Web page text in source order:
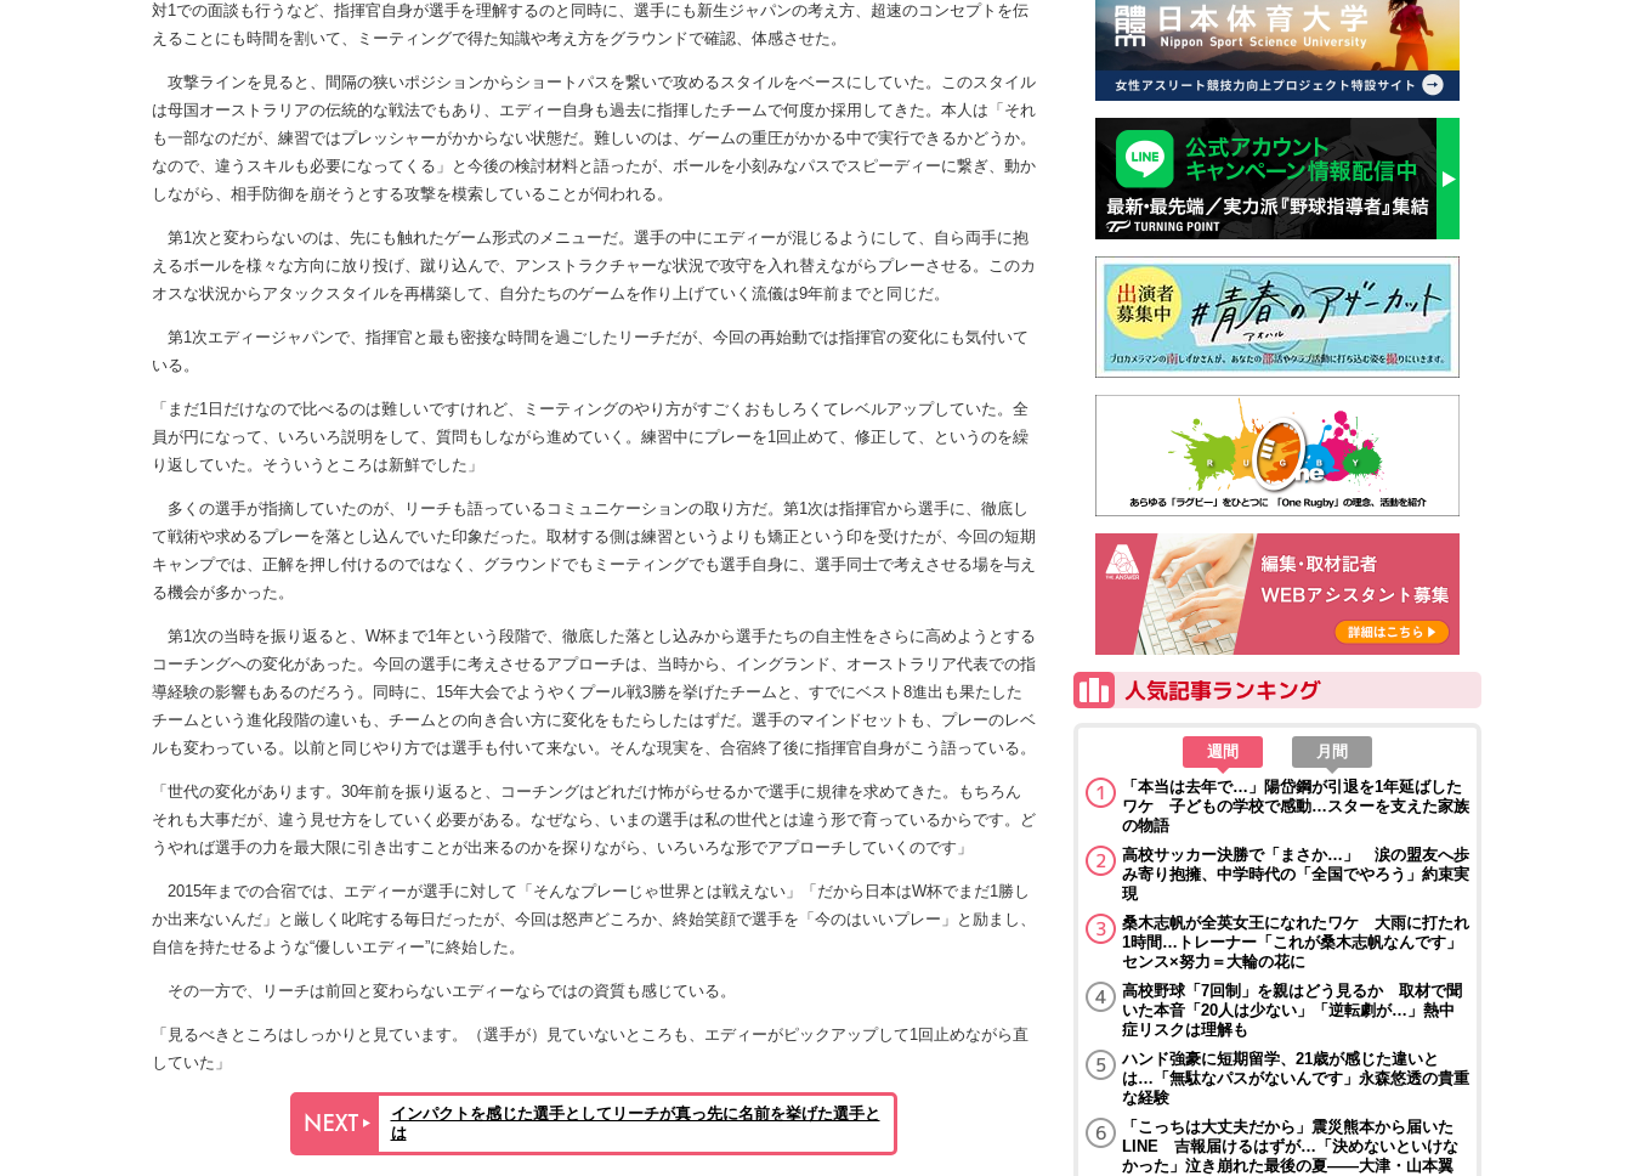
対1での面談も行うなど、指揮官自身が選手を理解するのと同時に、選手にも新生ジャパンの考え方、超速のコンセプトを伝
えることにも時間を割いて、ミーティングで得た知識や考え方をグラウンドで確認、体感させた。
攻撃ラインを見ると、間隔の狭いポジションからショートパスを繋いで攻めるスタイルをベースにしていた。このスタイル
は母国オーストラリアの伝統的な戦法でもあり、エディー自身も過去に指揮したチームで何度か採用してきた。本人は「それ
も一部なのだが、練習ではプレッシャーがかからない状態だ。難しいのは、ゲームの重圧がかかる中で実行できるかどうか。
なので、違うスキルも必要になってくる」と今後の検討材料と語ったが、ボールを小刻みなパスでスピーディーに繋ぎ、動か
しながら、相手防御を崩そうとする攻撃を模索していることが伺われる。
第1次と変わらないのは、先にも触れたゲーム形式のメニューだ。選手の中にエディーが混じるようにして、自ら両手に抱
えるボールを様々な方向に放り投げ、蹴り込んで、アンストラクチャーな状況で攻守を入れ替えながらプレーさせる。このカ
オスな状況からアタックスタイルを再構築して、自分たちのゲームを作り上げていく流儀は9年前までと同じだ。
第1次エディージャパンで、指揮官と最も密接な時間を過ごしたリーチだが、今回の再始動では指揮官の変化にも気付いて
いる。
「まだ1日だけなので比べるのは難しいですけれど、ミーティングのやり方がすごくおもしろくてレベルアップしていた。全
員が円になって、いろいろ説明をして、質問もしながら進めていく。練習中にプレーを1回止めて、修正して、というのを繰
り返していた。そういうところは新鮮でした」
多くの選手が指摘していたのが、リーチも語っているコミュニケーションの取り方だ。第1次は指揮官から選手に、徹底し
て戦術や求めるプレーを落とし込んでいた印象だった。取材する側は練習というよりも矯正という印を受けたが、今回の短期
キャンプでは、正解を押し付けるのではなく、グラウンドでもミーティングでも選手自身に、選手同士で考えさせる場を与え
る機会が多かった。
第1次の当時を振り返ると、W杯まで1年という段階で、徹底した落とし込みから選手たちの自主性をさらに高めようとする
コーチングへの変化があった。今回の選手に考えさせるアプローチは、当時から、イングランド、オーストラリア代表での指
導経験の影響もあるのだろう。同時に、15年大会でようやくプール戦3勝を挙げたチームと、すでにベスト8進出も果たした
チームという進化段階の違いも、チームとの向き合い方に変化をもたらしたはずだ。選手のマインドセットも、プレーのレベ
ルも変わっている。以前と同じやり方では選手も付いて来ない。そんな現実を、合宿終了後に指揮官自身がこう語っている。
「世代の変化があります。30年前を振り返ると、コーチングはどれだけ怖がらせるかで選手に規律を求めてきた。もちろん
それも大事だが、違う見せ方をしていく必要がある。なぜなら、いまの選手は私の世代とは違う形で育っているからです。ど
うやれば選手の力を最大限に引き出すことが出来るのかを探りながら、いろいろな形でアプローチしていくのです」
2015年までの合宿では、エディーが選手に対して「そんなプレーじゃ世界とは戦えない」「だから日本はW杯でまだ1勝し
か出来ないんだ」と厳しく叱咤する毎日だったが、今回は怒声どころか、終始笑顔で選手を「今のはいいプレー」と励まし、
自信を持たせるような“優しいエディー”に終始した。
その一方で、リーチは前回と変わらないエディーならではの資質も感じている。
「見るべきところはしっかりと見ています。（選手が）見ていないところも、エディーがピックアップして1回止めながら直
していた」
インパクトを感じた選手としてリーチが真っ先に名前を挙げた選手と
は
週間
月間
「本当は去年で…」陽岱鋼が引退を1年延ばした
ワケ 子どもの学校で感動…スターを支えた家族
の物語
高校サッカー決勝で「まさか…」 涙の盟友へ歩
み寄り抱擁、中学時代の「全国でやろう」約束実
現
桑木志帆が全英女王になれたワケ 大雨に打たれ
1時間…トレーナー「これが桑木志帆なんです」
センス×努力＝大輪の花に
高校野球「7回制」を親はどう見るか 取材で聞
いた本音「20人は少ない」「逆転劇が…」熱中
症リスクは理解も
ハンド強豪に短期留学、21歳が感じた違いと
は…「無駄なパスがないんです」永森悠透の貴重
な経験
「こっちは大丈夫だから」震災熊本から届いた
LINE 吉報届けるはずが…「決めないといけな
かった」泣き崩れた最後の夏――大津・山本翼